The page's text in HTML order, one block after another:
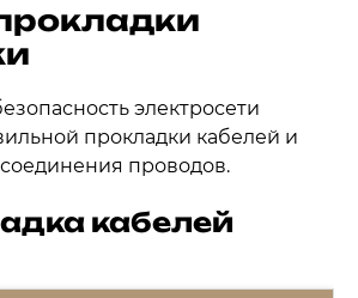
электросети
прокладки кабелей и
проводов.
кабелей